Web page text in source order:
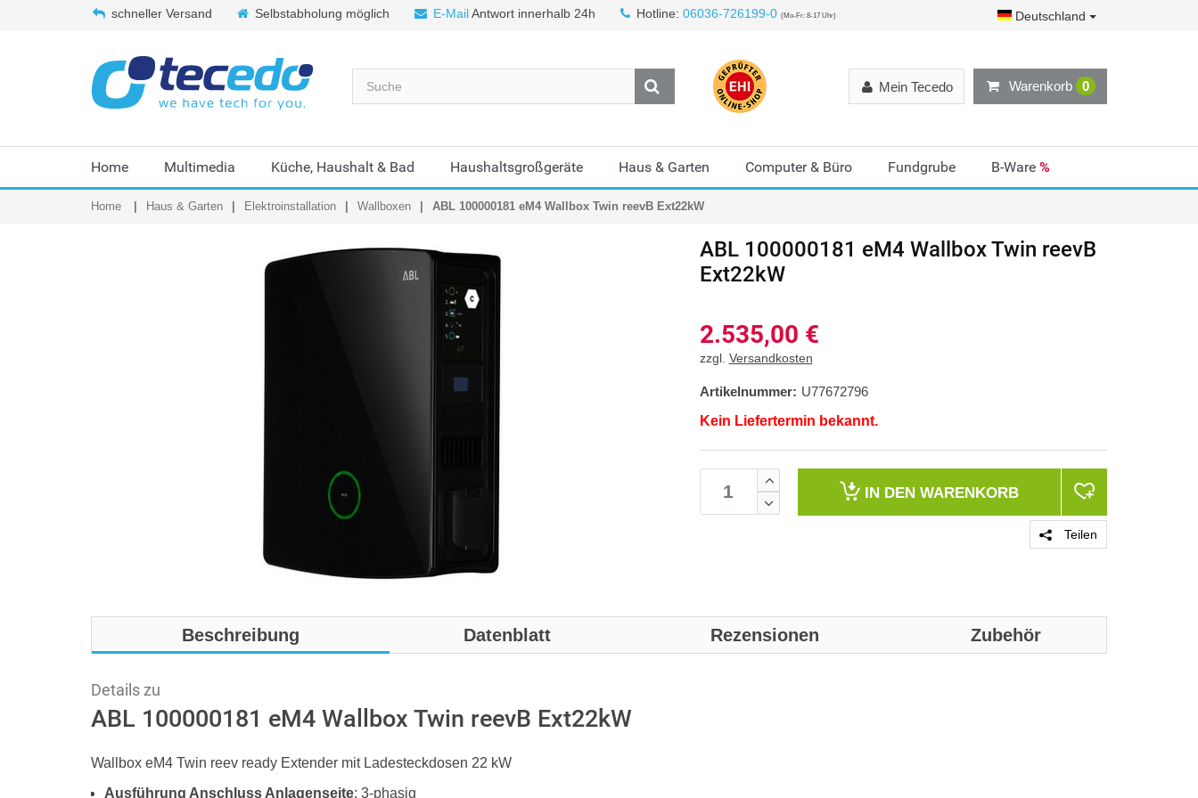
schneller Versand Selbstabholung möglich E-MailAntwort innerhalb 24h Hotline: 06036-726199-0 (Mo-Fr: 8-17 Uhr) Deutschland
Warenkorb 0
Mein Tecedo
Home Multimedia Küche, Haushalt & Bad Haushaltsgroßgeräte Haus & Garten Computer & Büro Fundgrube B-Ware %
Home Haus & Garten Elektroinstallation Wallboxen ABL 100000181 eM4 Wallbox Twin reevB Ext22kW
ABL 100000181 eM4 Wallbox Twin reevB
Ext22kW
2.535,00 €
zzgl. Versandkosten
Artikelnummer: U77672796
Kein Liefertermin bekannt.
IN DEN WARENKORB
Teilen
Beschreibung Datenblatt Rezensionen Zubehör
Details zu
ABL 100000181 eM4 Wallbox Twin reevB Ext22kW
Wallbox eM4 Twin reev ready Extender mit Ladesteckdosen 22 kW
Ausführung Anschluss Anlagenseite: 3-phasig